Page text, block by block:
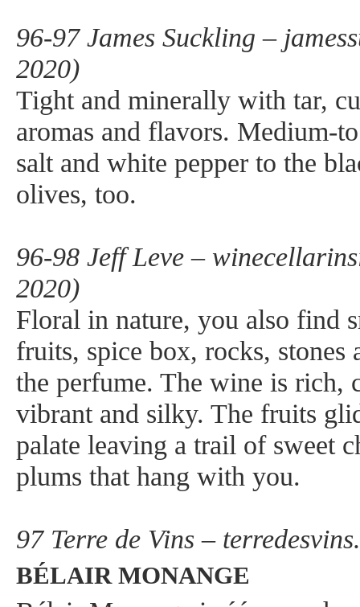
96-97 James Suckling –
2020)
Tight and minerally with tar,
aromas and flavors. Medium-
salt and white pepper to the
olives, too.
96-98 Jeff Leve –
2020)
Floral in nature, you also find
fruits, spice box, rocks, stones
the perfume. The wine is rich,
vibrant and silky. The fruits
palate leaving a trail of sweet
plums that hang with you.
97 Terre de Vins –
BÉLAIR MONANGE